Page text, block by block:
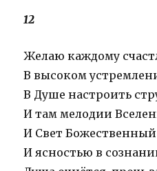
12
Желаю каждому
В высоком
В Душе настроить
И там мелодии
И Свет Божественный
И ясностью в